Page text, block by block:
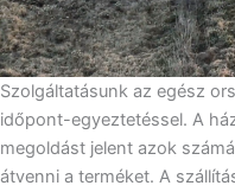
Szolgáltatásunk az egész
időpont-egyeztetéssel. A
megoldást jelent azok
átvenni a terméket. A